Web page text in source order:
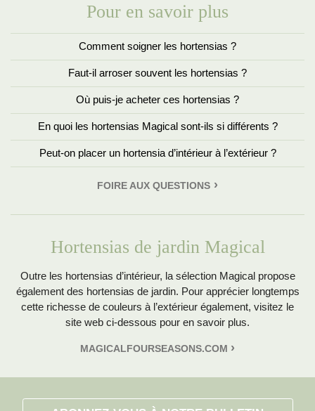
Pour en savoir plus
Comment soigner les hortensias ?
Faut-il arroser souvent les hortensias ?
Où puis-je acheter ces hortensias ?
En quoi les hortensias Magical sont-ils si différents ?
Peut-on placer un hortensia d’intérieur à l’extérieur ?
FOIRE AUX QUESTIONS
Hortensias de jardin Magical
Outre les hortensias d’intérieur, la sélection Magical propose
également des hortensias de jardin. Pour apprécier longtemps
cette richesse de couleurs à l’extérieur également, visitez le
site web ci-dessous pour en savoir plus.
MAGICALFOURSEASONS.COM